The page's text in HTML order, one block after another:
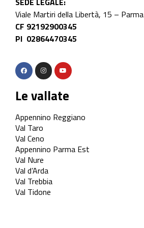
Viale Martiri della Libertà, 15 – Parma
CF 92192900345
PI 02864470345
Le vallate
Appennino Reggiano
Val Taro
Val Ceno
Appennino Parma Est
Val Nure
Val d’Arda
Val Trebbia
Val Tidone